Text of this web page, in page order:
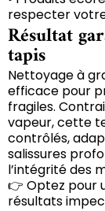
respecter
Résultat
tapis
Nettoyage à
efficace pour
fragiles.
vapeur, cette
contrôlés,
salissures
l’intégrité des
👉 Optez pour
résultats